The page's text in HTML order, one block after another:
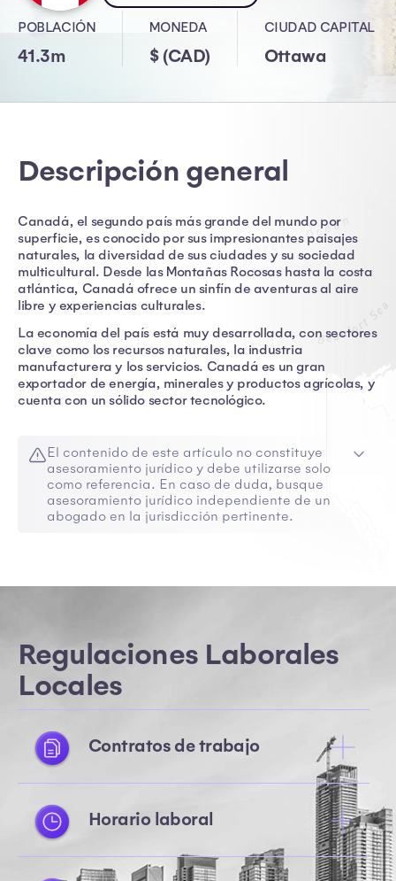
POBLACIÓN
41.3m
MONEDA
$ (CAD)
CIUDAD CAPITAL
Ottawa
Descripción general
Canadá, el segundo país más grande del mundo por
superficie, es conocido por sus impresionantes paisajes
naturales, la diversidad de sus ciudades y su sociedad
multicultural. Desde las Montañas Rocosas hasta la costa
atlántica, Canadá ofrece un sinfín de aventuras al aire
libre y experiencias culturales.
La economía del país está muy desarrollada, con sectores
clave como los recursos naturales, la industria
manufacturera y los servicios. Canadá es un gran
exportador de energía, minerales y productos agrícolas, y
cuenta con un sólido sector tecnológico.
El contenido de este artículo no constituye
asesoramiento jurídico y debe utilizarse solo
como referencia. En caso de duda, busque
asesoramiento jurídico independiente de un
abogado en la jurisdicción pertinente.
Regulaciones Laborales
Locales
Contratos de trabajo
Horario laboral